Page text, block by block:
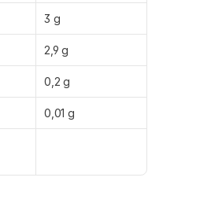
3 g
2,9 g
0,2 g
0,01 g